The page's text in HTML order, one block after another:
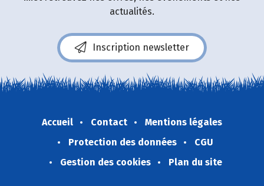
actualités.
Inscription newsletter
Accueil Contact
Mentions légales
Protection des données
CGU
Gestion des cookies
Plan du site